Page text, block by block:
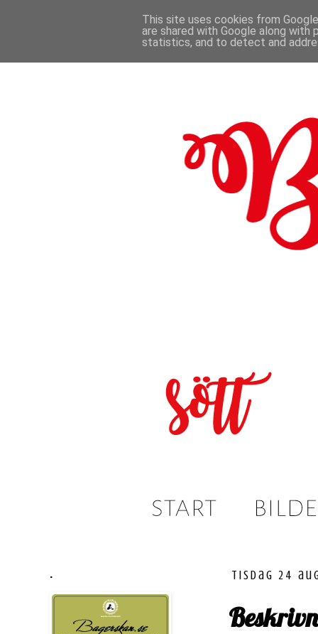
tisdag 24
.
This site uses cookies from
are shared with Google along
statistics, and to detect and